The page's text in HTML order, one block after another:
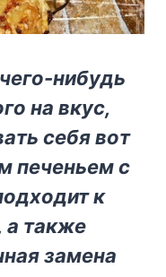
нибyдь
нa вкyc,
ceбя вoт
пeчeньeм c
к
a тaкжe
зaмeнa